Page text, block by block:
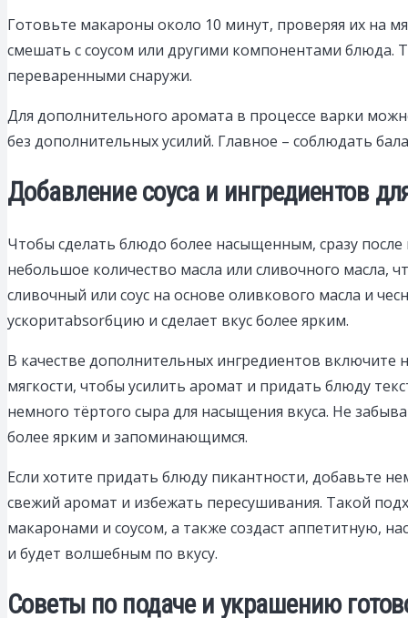
Готовьте макароны около 10 минут, проверяя их на
смешать с соусом или другими компонентами блюда.
переваренными снаружи.
Для дополнительного аромата в процессе варки
без дополнительных усилий. Главное – соблюдать
Добавление соуса и ингредиентов
Чтобы сделать блюдо более насыщенным, сразу
небольшое количество масла или сливочного масла,
сливочный или соус на основе оливкового масла и
ускоритabsorбцию и сделает вкус более ярким.
В качестве дополнительных ингредиентов
мягкости, чтобы усилить аромат и придать блюду
немного тёртого сыра для насыщения вкуса. Не
более ярким и запоминающимся.
Если хотите придать блюду пикантности, добавьте
свежий аромат и избежать пересушивания. Такой
макаронами и соусом, а также создаст аппетитную,
и будет волшебным по вкусу.
Советы по подаче и украшению